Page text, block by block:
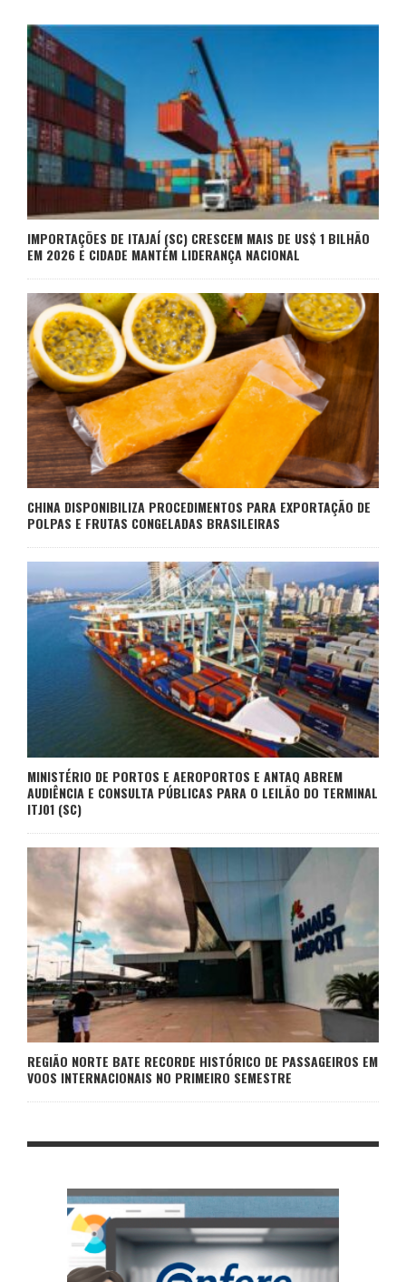
IMPORTAÇÕES DE ITAJAÍ (SC) CRESCEM MAIS DE US$ 1 BILHÃO
EM 2026 E CIDADE MANTÉM LIDERANÇA NACIONAL
CHINA DISPONIBILIZA PROCEDIMENTOS PARA EXPORTAÇÃO DE
POLPAS E FRUTAS CONGELADAS BRASILEIRAS
MINISTÉRIO DE PORTOS E AEROPORTOS E ANTAQ ABREM
AUDIÊNCIA E CONSULTA PÚBLICAS PARA O LEILÃO DO TERMINAL
ITJ01 (SC)
REGIÃO NORTE BATE RECORDE HISTÓRICO DE PASSAGEIROS EM
VOOS INTERNACIONAIS NO PRIMEIRO SEMESTRE